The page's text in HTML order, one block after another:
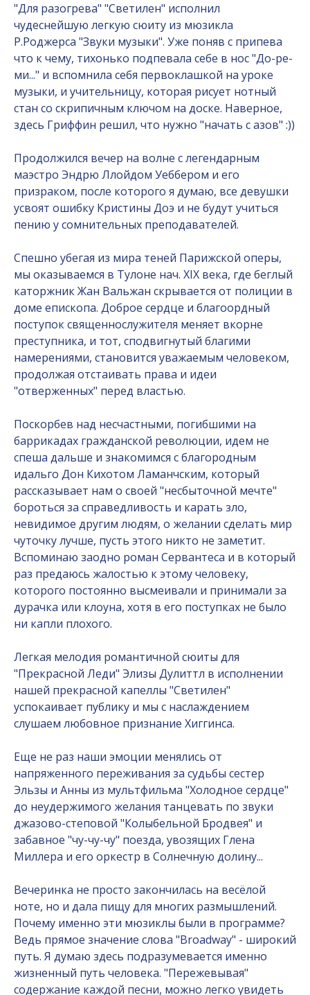
"Для разогрева" "Светилен" исполнил
чудеснейшую легкую сюиту из мюзикла
Р.Роджерса "Звуки музыки". Уже поняв с припева
что к чему, тихонько подпевала себе в нос "До-ре-
ми..." и вспомнила себя первоклашкой на уроке
музыки, и учительницу, которая рисует нотный
стан со скрипичным ключом на доске. Наверное,
здесь Гриффин решил, что нужно "начать с азов" :))
Продолжился вечер на волне с легендарным
маэстро Эндрю Ллойдом Уеббером и его
призраком, после которого я думаю, все девушки
усвоят ошибку Кристины Доэ и не будут учиться
пению у сомнительных преподавателей.
Спешно убегая из мира теней Парижской оперы,
мы оказываемся в Тулоне нач. XIX века, где беглый
каторжник Жан Вальжан скрывается от полиции в
доме епископа. Доброе сердце и благоордный
поступок священнослужителя меняет вкорне
преступника, и тот, сподвигнутый благими
намерениями, становится уважаемым человеком,
продолжая отстаивать права и идеи
"отверженных" перед властью.
Поскорбев над несчастными, погибшими на
баррикадах гражданской революции, идем не
спеша дальше и знакомимся с благородным
идальго Дон Кихотом Ламанчским, который
рассказывает нам о своей "несбыточной мечте"
бороться за справедливость и карать зло,
невидимое другим людям, о желании сделать мир
чуточку лучше, пусть этого никто не заметит.
Вспоминаю заодно роман Сервантеса и в который
раз предаюсь жалостью к этому человеку,
которого постоянно высмеивали и принимали за
дурачка или клоуна, хотя в его поступках не было
ни капли плохого.
Легкая мелодия романтичной сюиты для
"Прекрасной Леди" Элизы Дулиттл в исполнении
нашей прекрасной капеллы "Светилен"
успокаивает публику и мы с наслаждением
слушаем любовное признание Хиггинса.
Еще не раз наши эмоции менялись от
напряженного переживания за судьбы сестер
Эльзы и Анны из мультфильма "Холодное сердце"
до неудержимого желания танцевать по звуки
джазово-степовой "Колыбельной Бродвея" и
забавное "чу-чу-чу" поезда, увозящих Глена
Миллера и его оркестр в Солнечную долину...
Вечеринка не просто закончилась на весёлой
ноте, но и дала пищу для многих размышлений.
Почему именно эти мюзиклы были в программе?
Ведь прямое значение слова "Broadway" - широкий
путь. Я думаю здесь подразумевается именно
жизненный путь человека. "Пережевывая"
содержание каждой песни, можно легко увидеть